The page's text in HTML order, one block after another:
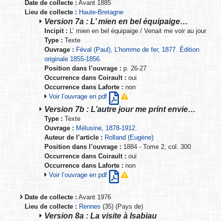
Date de collecte : Avant 1885
Lieu de collecte : Haute-Bretagne
Version 7a : L’ mien en bel équipaige…
Incipit : L’ mien en bel équipaige / Venait me voir au jour
Type : Texte
Ouvrage : Féval (Paul), L’homme de fer, 1877. Édition
originale 1855-1856.
Position dans l’ouvrage : p. 26-27
Occurrence dans Coirault : oui
Occurrence dans Laforte : non
Voir l’ouvrage en pdf
Version 7b : L’autre jour me print envie…
Type : Texte
Ouvrage : Mélusine, 1878-1912.
Auteur de l’article : Rolland (Eugène)
Position dans l’ouvrage : 1884 - Tome 2, col. 300
Occurrence dans Coirault : oui
Occurrence dans Laforte : non
Voir l’ouvrage en pdf
Date de collecte : Avant 1976
Lieu de collecte : Rennes (35) (Pays de)
Version 8a : La visite à Isabiau